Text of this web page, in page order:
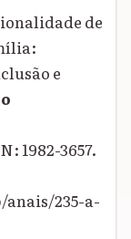
de
e
1982-3657.
235-a-